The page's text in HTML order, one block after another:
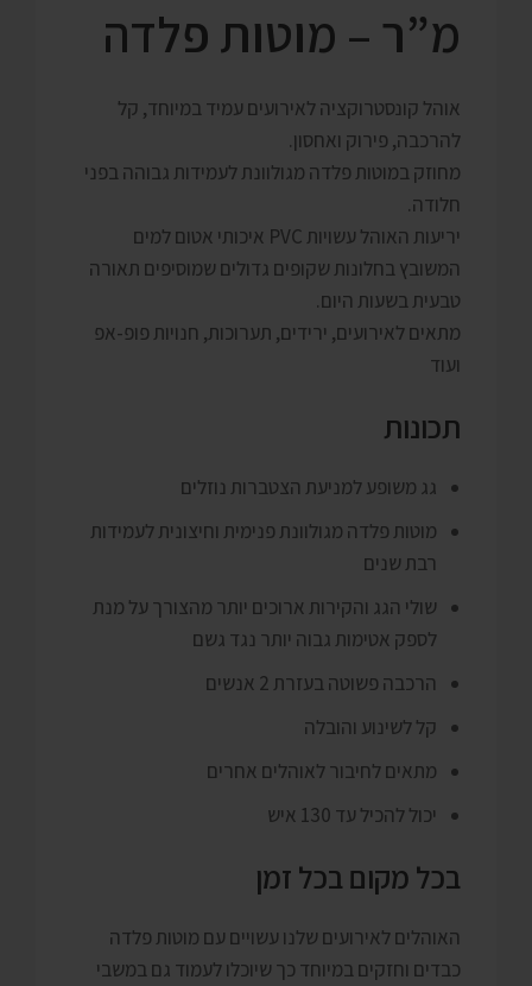
מ”ר – מוטות פלדה
אוהל קונסטרוקציה לאירועים עמיד במיוחד, קל
להרכבה, פירוק ואחסון.
מחוזק במוטות פלדה מגולוונת לעמידות גבוהה בפני
חלודה.
יריעות האוהל עשויות PVC איכותי אטום למים
המשובץ בחלונות שקופים גדולים שמוסיפים תאורה
טבעית בשעות היום.
מתאים לאירועים, ירידים, תערוכות, חנויות פופ-אפ
ועוד
תכונות
גג משופע למניעת הצטברות נוזלים
מוטות פלדה מגולוונת פנימית וחיצונית לעמידות
רבת שנים
שולי הגג והקירות ארוכים יותר מהצורך על מנת
לספק אטימות גבוה יותר נגד גשם
הרכבה פשוטה בעזרת 2 אנשים
קל לשינוע והובלה
מתאים לחיבור לאוהלים אחרים
יכול להכיל עד 130 איש
בכל מקום בכל זמן
האוהלים לאירועים שלנו עשויים עם מוטות פלדה
כבדים וחזקים במיוחד כך שיוכלו לעמוד גם במשבי